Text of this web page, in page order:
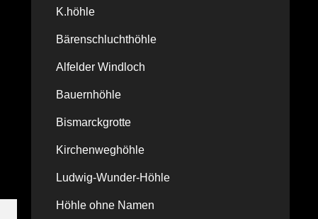
K.höhle
Bärenschluchthöhle
Alfelder Windloch
Bauernhöhle
Bismarckgrotte
Kirchenweghöhle
Ludwig-Wunder-Höhle
Höhle ohne Namen